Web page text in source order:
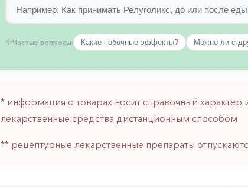
Частые вопросы: Какие побочные эффекты? Можно ли с
* информация о товарах носит справочный
лекарственные средства дистанционным способом
** рецептурные лекарственные препараты